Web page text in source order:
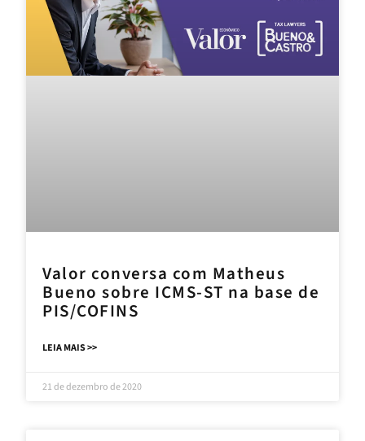
Valor conversa com Matheus
Bueno sobre ICMS-ST na base de
PIS/COFINS
LEIA MAIS >>
21 de dezembro de 2020